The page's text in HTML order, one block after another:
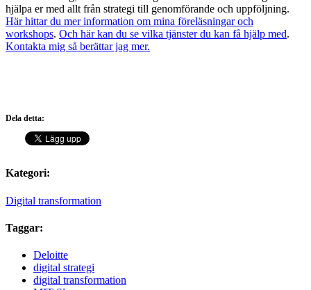
hjälpa er med allt från strategi till genomförande och uppföljning.
Här hittar du mer information om mina föreläsningar och
workshops. Och här kan du se vilka tjänster du kan få hjälp med.
Kontakta mig så berättar jag mer.
Dela detta:
Kategori:
Digital transformation
Taggar:
Deloitte
digital strategi
digital transformation